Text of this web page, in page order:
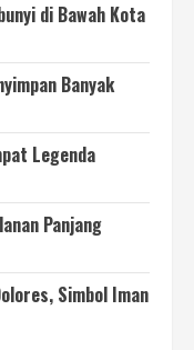
di Bawah Kota
Banyak
Legenda
Panjang
Simbol Iman